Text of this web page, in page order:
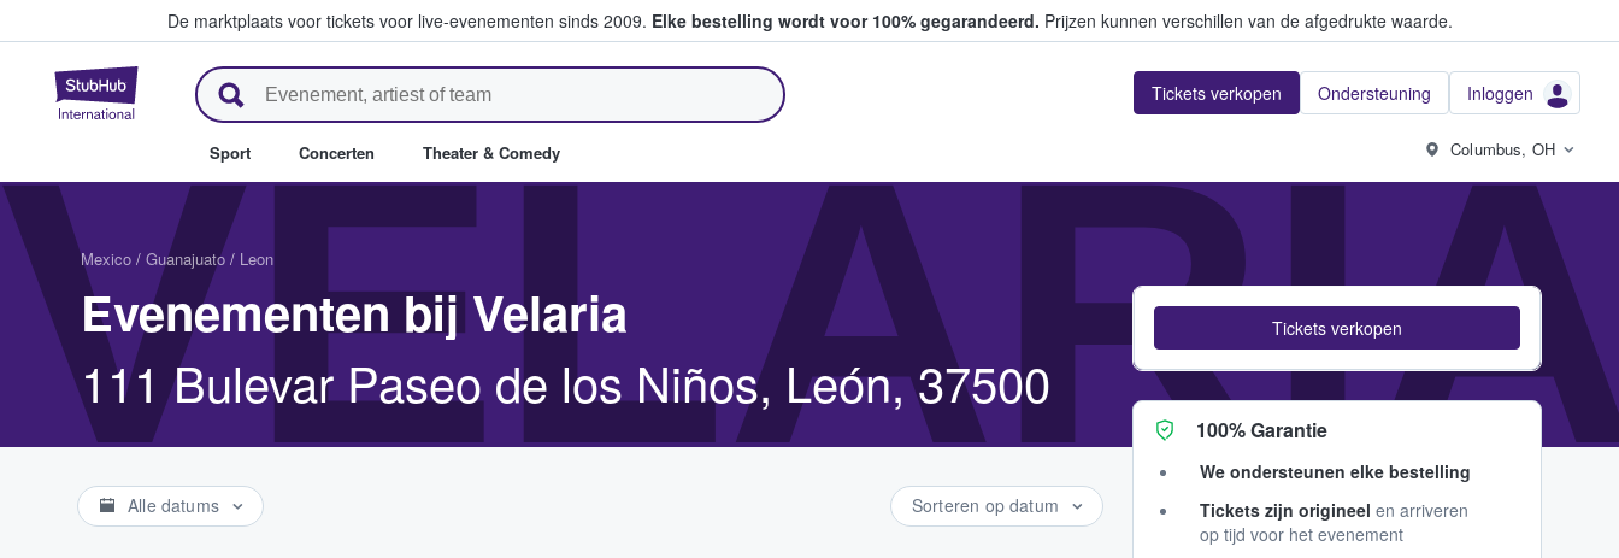
De marktplaats voor tickets voor live-evenementen sinds 2009. Elke bestelling wordt voor 100% gegarandeerd. Prijzen kunnen verschillen van de afgedrukte waarde.
StubHub: waar fans tickets kopen en verkopen Tickets verkopen Ondersteuning Inloggen
Sport Concerten Theater & Comedy Columbus, OH
Mexico / Guanajuato / Leon
Evenementen bij Velaria
111 Bulevar Paseo de los Niños, León, 37500
Alle datums Sorteren op datum
Tickets verkopen
100% Garantie
We ondersteunen elke bestelling
Tickets zijn origineel en arriveren
op tijd voor het evenement